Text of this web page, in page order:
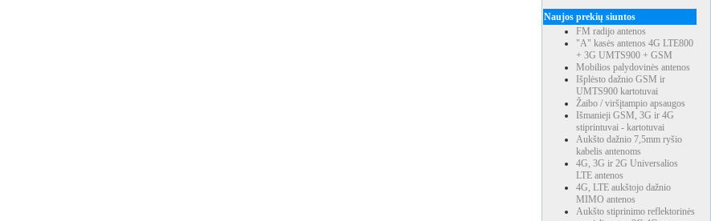
Naujos prekių siuntos
FM radijo antenos
"A" kasės antenos 4G LTE800
+ 3G UMTS900 + GSM
Mobilios palydovinės antenos
Išplėsto dažnio GSM ir
UMTS900 kartotuvai
Žaibo / viršįtampio apsaugos
Išmanieji GSM, 3G ir 4G
stiprintuvai - kartotuvai
Aukšto dažnio 7,5mm ryšio
kabelis antenoms
4G, 3G ir 2G Universalios
LTE antenos
4G, LTE aukštojo dažnio
MIMO antenos
Aukšto stiprinimo reflektorinės